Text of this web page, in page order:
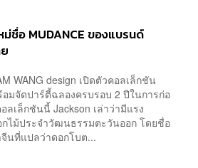
ชื่อ MUDANCE ของแบรนด์
WANG design เปิดตัวคอลเล็กชัน
อมจัดปาร์ตี้ฉลองครบรอบ 2 ปีในการก่อ
เล็กชันนี้ Jackson เล่าว่ามีแรง
ไม้ประจำวัฒนธรรมตะวันออก โดยชื่อ
จีนที่แปลว่าดอกโบต...